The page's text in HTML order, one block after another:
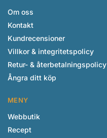
Om oss
Kontakt
Kundrecensioner
Villkor & integritetspolicy
Retur- & återbetalningspolicy
Ångra ditt köp
MENY
Webbutik
Recept